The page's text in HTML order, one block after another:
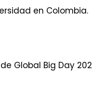
en Colombia.
Global Big Day